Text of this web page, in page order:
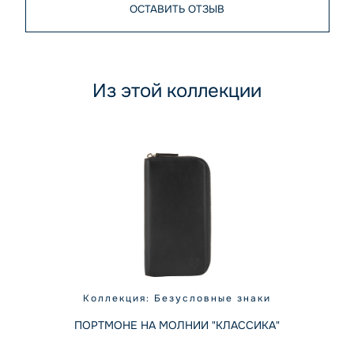
ОСТАВИТЬ ОТЗЫВ
Из этой коллекции
Коллекция: Безусловные знаки
ПОРТМОНЕ НА МОЛНИИ "КЛАССИКА"